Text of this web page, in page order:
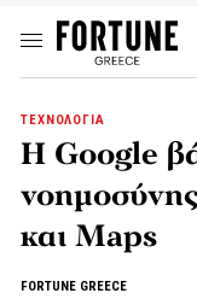
ΤΕΧΝΟΛΟΓΙΑ
Η Google
και Maps
FORTUNE GREECE